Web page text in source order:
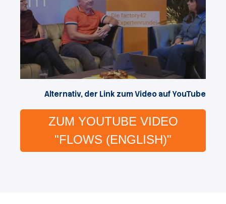
Alternativ, der Link zum Video auf YouTube
ZUM YOUTUBE VIDEO
"FLOWS (ENGLISH)"